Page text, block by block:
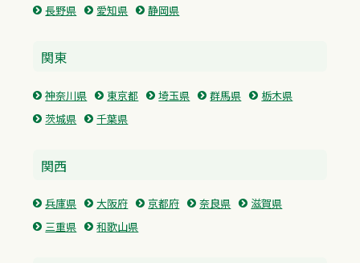
長野県
愛知県 静岡県
関東
神奈川県 東京都 埼玉県 群馬県
栃木県
茨城県
千葉県
関西
兵庫県 大阪府 京都府 奈良県
滋賀県
三重県
和歌山県